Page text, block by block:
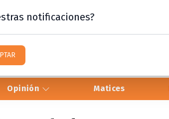
Opinión Matices
notificaciones?